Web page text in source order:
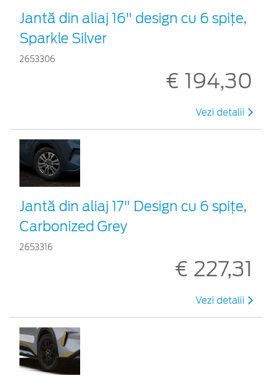
Jantă din aliaj 16" design cu 6 spițe,
Sparkle Silver
2653306
€ 194,30
Vezi detalii
Jantă din aliaj 17" Design cu 6 spițe,
Carbonized Grey
2653316
€ 227,31
Vezi detalii